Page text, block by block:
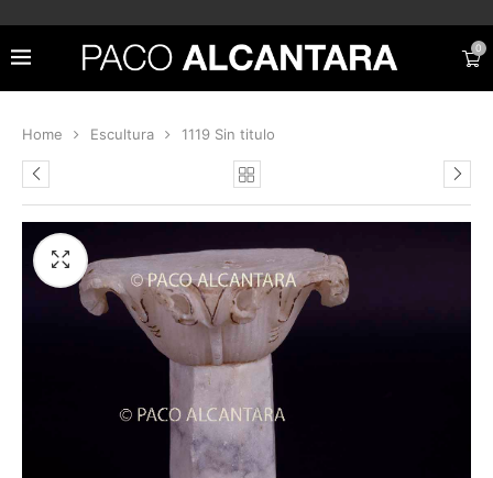
0
Home Escultura 1119 Sin titulo